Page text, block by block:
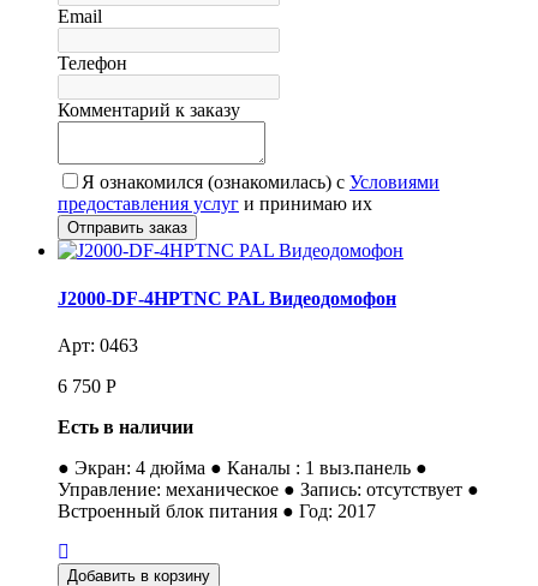
Email
Телефон
Комментарий к заказу
Я ознакомился (ознакомилась) с Условиями
предоставления услуг и принимаю их
J2000-DF-4HPTNC PAL Видеодомофон
Арт: 0463
6 750 Р
Есть в наличии
● Экран: 4 дюйма ● Каналы : 1 выз.панель ●
Управление: механическое ● Запись: отсутствует ●
Встроенный блок питания ● Год: 2017